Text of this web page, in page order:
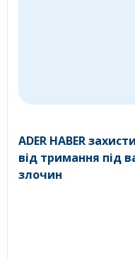
ADER HABER
від тримання під
злочин